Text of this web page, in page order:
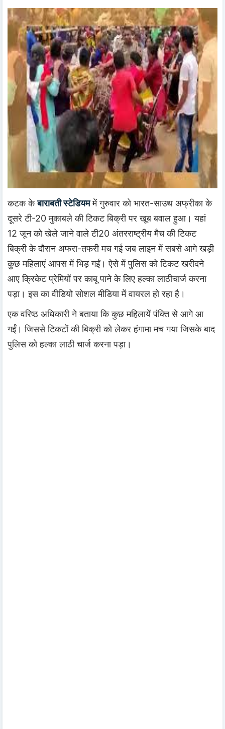
कटक केबाराबती स्टेडियममें गुरुवार को भारत-साउथ अफ्रीका के
दूसरे टी-20 मुकाबले की टिकट बिक्री पर खूब बवाल हुआ। यहां
12 जून को खेले जाने वाले टी20 अंतरराष्ट्रीय मैच की टिकट
बिक्री के दौरान अफरा-तफरी मच गई जब लाइन में सबसे आगे खड़ी
कुछ महिलाएं आपस में भिड़ गईं। ऐसे में पुलिस को टिकट खरीदने
आए क्रिकेट प्रेमियों पर काबू पाने के लिए हल्का लाठीचार्ज करना
पड़ा। इस का वीडियो सोशल मीडिया में वायरल हो रहा है।
एक वरिष्ठ अधिकारी ने बताया कि कुछ महिलायें पंक्ति से आगे आ
गईं। जिससे टिकटों की बिक्री को लेकर हंगामा मच गया जिसके बाद
पुलिस को हल्का लाठी चार्ज करना पड़ा।